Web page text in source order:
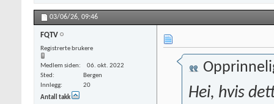
03/06/26, 09:46
FQTV
Registrerte brukere
Medlem siden
06. okt. 2022
Sted
Bergen
Innlegg
20
Antall takk
Hei, hvis